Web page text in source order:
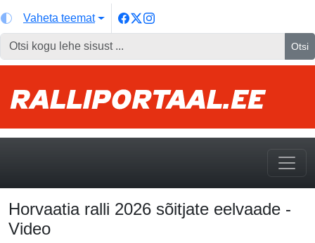
Vaheta teemat
Otsi
Horvaatia ralli 2026 sõitjate eelvaade -
Video